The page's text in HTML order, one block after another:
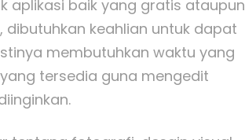
aplikasi baik yang gratis ataupun
keahlian untuk dapat
membutuhkan waktu yang
tersedia guna mengedit